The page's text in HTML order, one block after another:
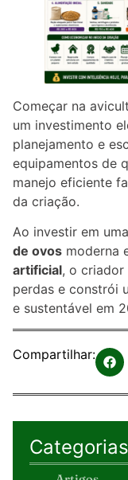
Começar na
um investimento
planejamento e
equipamentos de
manejo eficiente
da criação.
Ao investir em uma
de ovos moderna
artificial, o criador
perdas e constrói
e sustentável em
Compartilhar:
Categorias